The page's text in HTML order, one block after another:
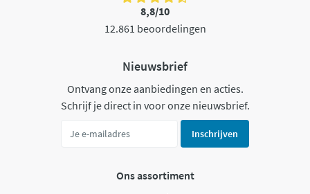
8,8/10
12.861 beoordelingen
Nieuwsbrief
Ontvang onze aanbiedingen en acties.
Schrijf je direct in voor onze nieuwsbrief.
Inschrijven
Ons assortiment